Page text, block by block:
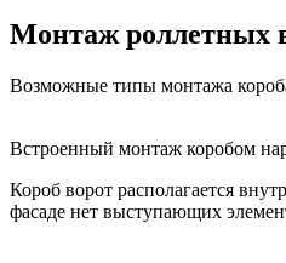
Монтаж роллетных
Возможные типы монтажа
Встроенный монтаж коробом
Короб ворот располагается
фасаде нет выступающих